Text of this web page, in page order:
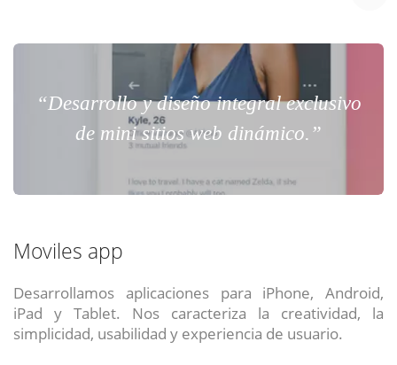
“Desarrollo y diseño integral exclusivo
de mini sitios web dinámico.”
Moviles app
Desarrollamos aplicaciones para iPhone, Android,
iPad y Tablet. Nos caracteriza la creatividad, la
simplicidad, usabilidad y experiencia de usuario.